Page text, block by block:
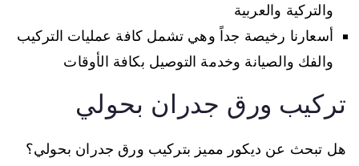
والتركية والعربية
أسعارنا رخيصة جداً وهي تشمل كافة عمليات التركيب
والفك والصيانة وخدمة التوصيل بكافة الأوقات
تركيب ورق جدران بحولي
هل تبحث عن ديكور مميز بتركيب ورق جدران بحولي؟